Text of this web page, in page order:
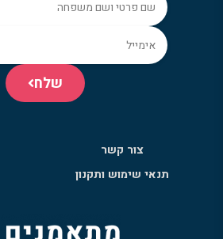
שלח
צור קשר
תנאי שימוש ותקנון